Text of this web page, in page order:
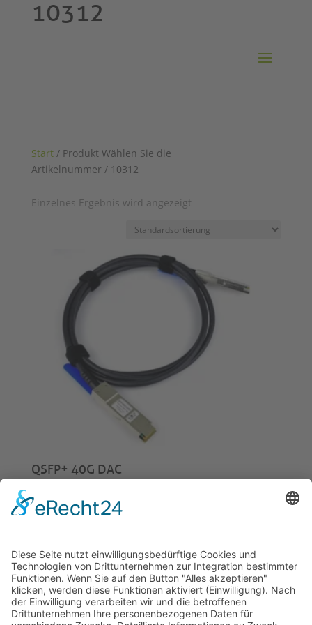
Start/ Produkt Wählen Sie die
Artikelnummer / 10312
10312
Einzelnes Ergebnis wird angezeigt
QSFP+ 40G DAC
ab
© 2026 Tecowin GmbH |Impressum|Datenschutz
| Widerrufsrecht|AGB| Gewährleistung|RMA